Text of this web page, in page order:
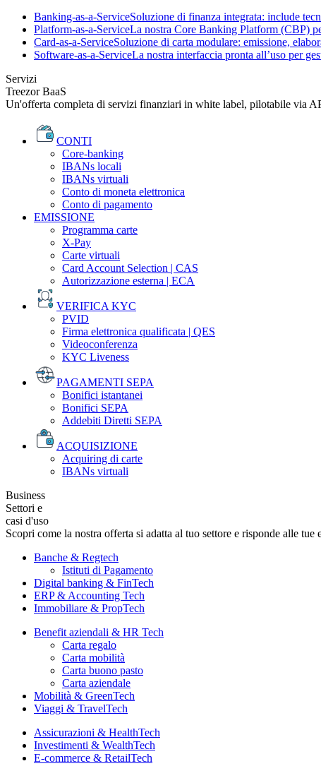
Banking-as-a-ServiceSoluzione di finanza integrata: include
Platform-as-a-ServiceLa nostra Core Banking Platform (CBP)
Card-as-a-ServiceSoluzione di carta modulare: emissione,
Software-as-a-ServiceLa nostra interfaccia pronta all’uso per
Servizi
Treezor BaaS
Un'offerta completa di servizi finanziari in white label, pilotabile via
CONTI
Core-banking
IBANs locali
IBANs virtuali
Conto di moneta elettronica
Conto di pagamento
EMISSIONE
Programma carte
X-Pay
Carte virtuali
Card Account Selection | CAS
Autorizzazione esterna | ECA
VERIFICA KYC
PVID
Firma elettronica qualificata | QES
Videoconferenza
KYC Liveness
PAGAMENTI SEPA
Bonifici istantanei
Bonifici SEPA
Addebiti Diretti SEPA
ACQUISIZIONE
Acquiring di carte
IBANs virtuali
Business
Settori e
casi d'uso
Scopri come la nostra offerta si adatta al tuo settore e risponde alle tue
Banche & Regtech
Istituti di Pagamento
Digital banking & FinTech
ERP & Accounting Tech
Immobiliare & PropTech
Benefit aziendali & HR Tech
Carta regalo
Carta mobilità
Carta buono pasto
Carta aziendale
Mobilità & GreenTech
Viaggi & TravelTech
Assicurazioni & HealthTech
Investimenti & WealthTech
E-commerce & RetailTech